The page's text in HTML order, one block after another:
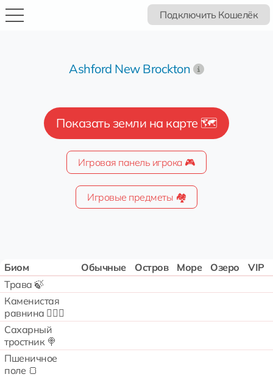
Подключить Кошелёк
Ashford New Brockton
Показать земли на карте 🗺️
Игровая панель игрока 🎮
Игровые предметы 🏘️
Биом Обычные Остров Море Озеро
VIP
Трава 🍃
Каменистая
равнина 🧗🏻‍♂️
Сахарный
тростник 🍭
Пшеничное
поле 🍞